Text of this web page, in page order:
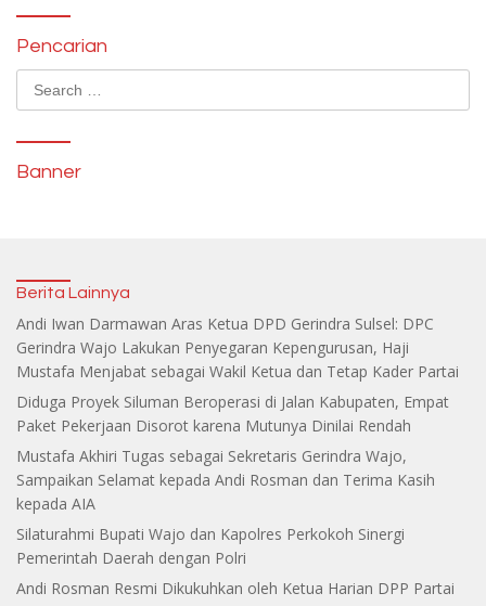
Pencarian
Search
for:
Banner
Berita Lainnya
Andi Iwan Darmawan Aras Ketua DPD Gerindra Sulsel: DPC
Gerindra Wajo Lakukan Penyegaran Kepengurusan, Haji
Mustafa Menjabat sebagai Wakil Ketua dan Tetap Kader Partai
Diduga Proyek Siluman Beroperasi di Jalan Kabupaten, Empat
Paket Pekerjaan Disorot karena Mutunya Dinilai Rendah
Mustafa Akhiri Tugas sebagai Sekretaris Gerindra Wajo,
Sampaikan Selamat kepada Andi Rosman dan Terima Kasih
kepada AIA
Silaturahmi Bupati Wajo dan Kapolres Perkokoh Sinergi
Pemerintah Daerah dengan Polri
Andi Rosman Resmi Dikukuhkan oleh Ketua Harian DPP Partai